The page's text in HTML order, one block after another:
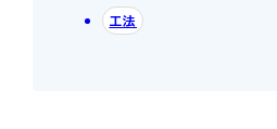
工法